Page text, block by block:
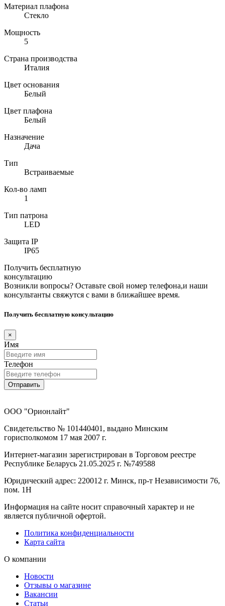
Материал плафона
Стекло
Мощность
5
Страна производства
Италия
Цвет основания
Белый
Цвет плафона
Белый
Назначение
Дача
Тип
Встраиваемые
Кол-во ламп
1
Тип патрона
LED
Защита IP
IP65
Получить бесплатную
консультацию
Возникли вопросы? Оставьте свой номер телефона,и наши
консультанты свяжутся с вами в ближайшее время.
Получить бесплатную консультацию
×
Имя
Телефон
Отправить
ООО "Орионлайт"
Свидетельство № 101440401, выдано Минским
горисполкомом 17 мая 2007 г.
Интернет-магазин зарегистрирован в Торговом реестре
Республике Беларусь 21.05.2025 г. №749588
Юридический адрес: 220012 г. Минск, пр-т Независимости 76,
пом. 1Н
Информация на сайте носит справочный характер и не
является публичной офертой.
Политика конфиденциальности
Карта сайта
О компании
Новости
Отзывы о магазине
Вакансии
Статьи